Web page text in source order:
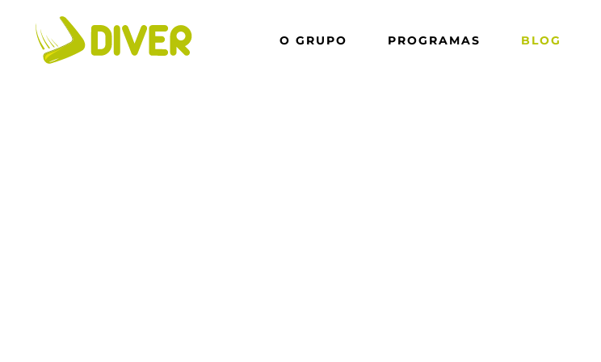
O GRUPO PROGRAMAS BLOG